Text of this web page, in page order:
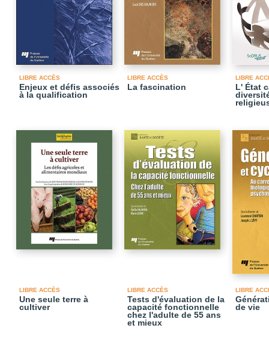
LIBRE ACCÈS
Enjeux et défis associés
à la qualification
LIBRE ACCÈS
La fascination
LIBRE
L' État
LIBRE ACCÈS
Une seule terre à
cultiver
LIBRE ACCÈS
Tests d'évaluation de la
capacité fonctionnelle
chez l'adulte de 55 ans
et mieux
LIBRE
de vie